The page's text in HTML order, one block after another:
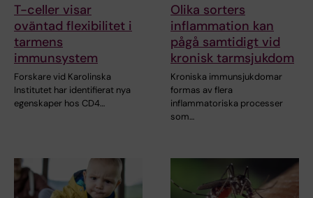
T-celler visar
oväntad flexibilitet i
tarmens
immunsystem
Forskare vid Karolinska
Institutet har identifierat nya
egenskaper hos CD4…
Olika sorters
inflammation kan
pågå samtidigt vid
kronisk tarmsjukdom
Kroniska immunsjukdomar
formas av flera
inflammatoriska processer
som…